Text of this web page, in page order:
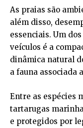
As praias são
além disso,
essenciais. Um
veículos é a
dinâmica natural
a fauna associada
Entre as espécies
tartarugas
e protegidos por